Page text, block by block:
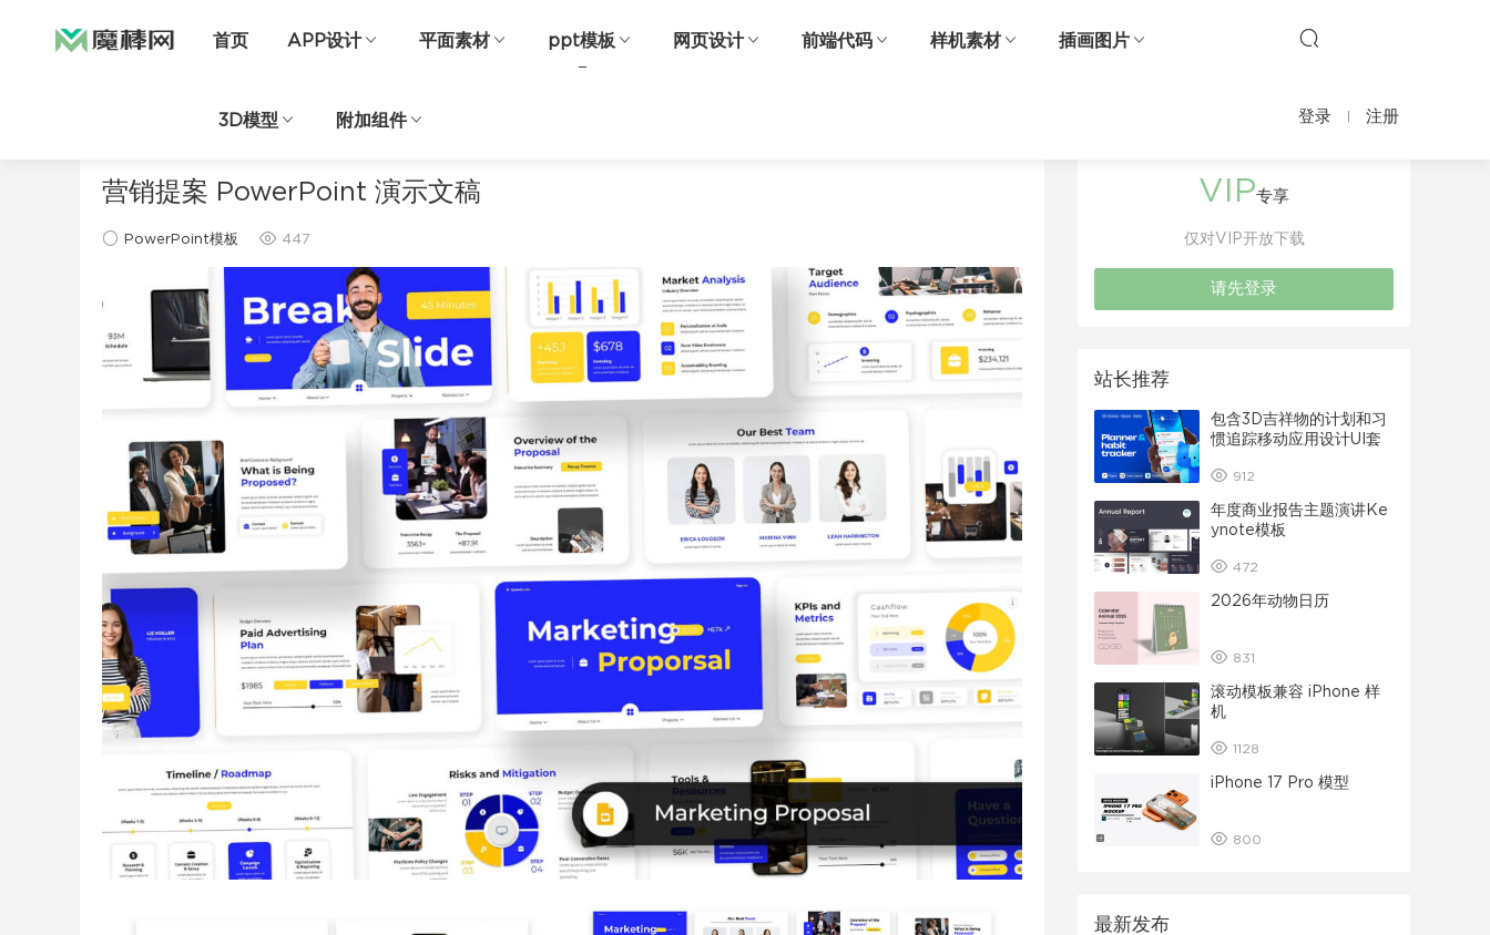
首页 APP设计 平面素材 ppt模板 网页设计 前端代码 样机素材 插画图片
3D模型 附加组件 登录 注册
ppt模板 PowerPoint模板
营销提案 PowerPoint 演示文稿
PowerPoint模板 447
VIP专享
仅对VIP开放下载
请先登录
站长推荐
包含3D吉祥物的计划和习
惯追踪移动应用设计UI套
912
年度商业报告主题演讲Ke
ynote模板
472
2026年动物日历
831
滚动模板兼容 iPhone 样
机
1128
iPhone 17 Pro 模型
800
最新发布